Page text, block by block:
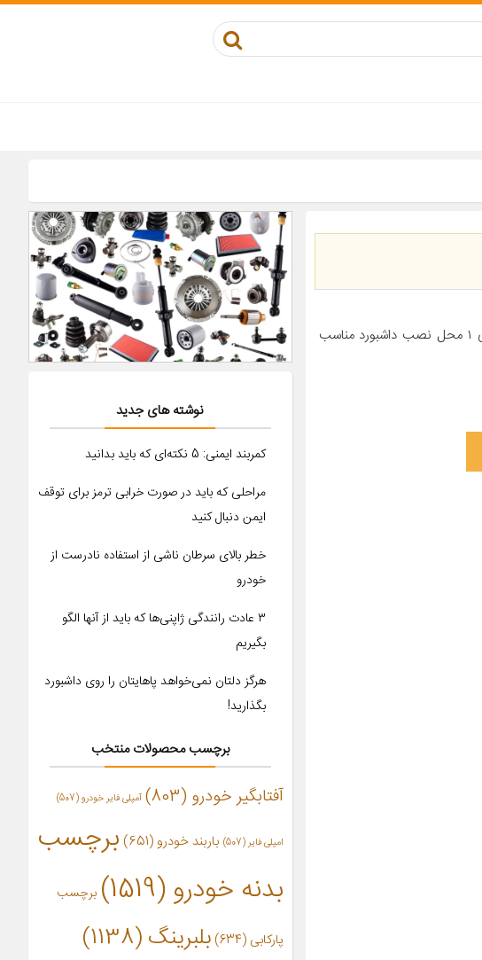
معرفی محصول جزئیات محصول وزن ۲۰ گرم تعداد در بسته‌بندی ۱ محل نصب داشبورد مناسب
نوشته های جدید
کمربند ایمنی: 5 نکته‌ای که باید بدانید
مراحلی که باید در صورت خرابی ترمز برای توقف
ایمن دنبال کنید
خطر بالای سرطان ناشی از استفاده نادرست از
خودرو
۳ عادت رانندگی ژاپنی‌ها که باید از آنها الگو
بگیریم
هرگز دلتان نمی‌خواهد پاهایتان را روی داشبورد
بگذارید!
برچسب محصولات منتخب
آفتابگیر خودرو (803) آمپلی فایر خودرو(507)
امپلی فایر (507) باربند خودرو(651)
برچسب
بدنه خودرو(1519) برچسب
پارکابی (634) بلبرینگ(1138)